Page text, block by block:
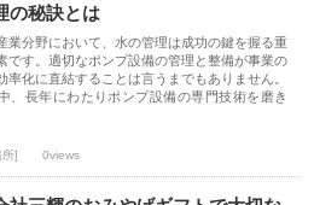
の秘訣とは
業分野において、水の管理は成功の鍵を握る重
です。適切なポンプ設備の管理と整備が事業の
率化に直結することは言うまでもありません。
、長年にわたりポンプ設備の専門技術を磨き
] 0views